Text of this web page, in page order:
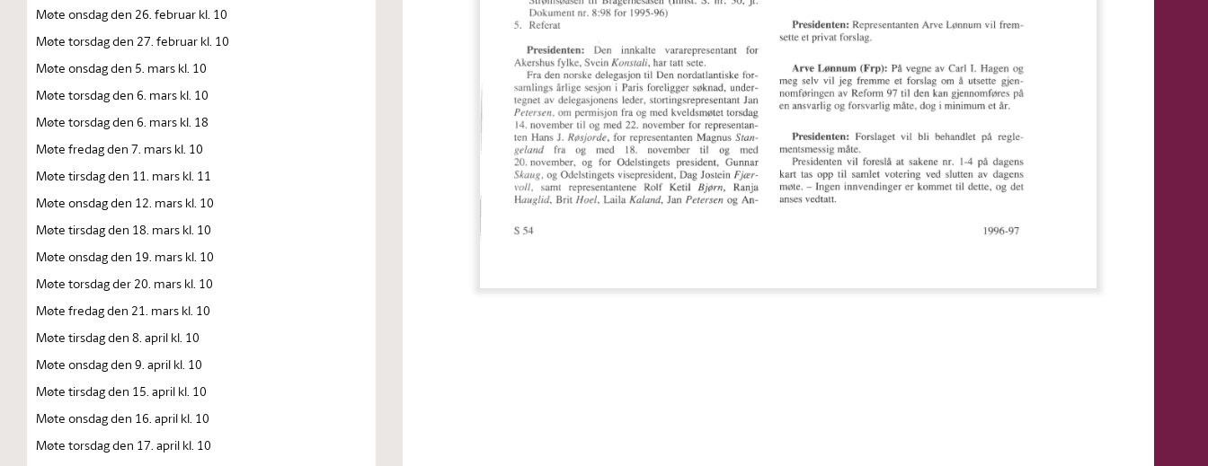
Møte onsdag den 26. februar kl. 10
Møte torsdag den 27. februar kl. 10
Møte onsdag den 5. mars kl. 10
Møte torsdag den 6. mars kl. 10
Møte torsdag den 6. mars kl. 18
Møte fredag den 7. mars kl. 10
Møte tirsdag den 11. mars kl. 11
Møte onsdag den 12. mars kl. 10
Møte tirsdag den 18. mars kl. 10
Møte onsdag den 19. mars kl. 10
Møte torsdag der 20. mars kl. 10
Møte fredag den 21. mars kl. 10
Møte tirsdag den 8. april kl. 10
Møte onsdag den 9. april kl. 10
Møte tirsdag den 15. april kl. 10
Møte onsdag den 16. april kl. 10
Møte torsdag den 17. april kl. 10